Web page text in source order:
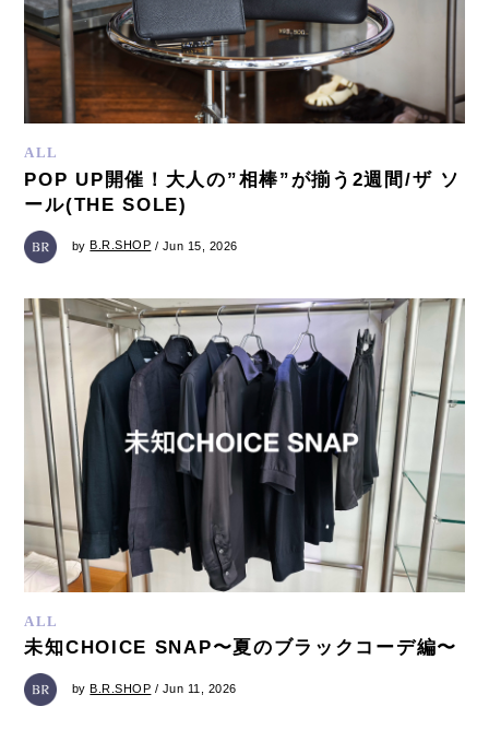
ALL
POP UP開催！大人の”相棒”が揃う2週間/ザ ソ
ール(THE SOLE)
by B.R.SHOP / Jun 15, 2026
ALL
未知CHOICE SNAP〜夏のブラックコーデ編〜
byB.R.SHOP / Jun 11, 2026